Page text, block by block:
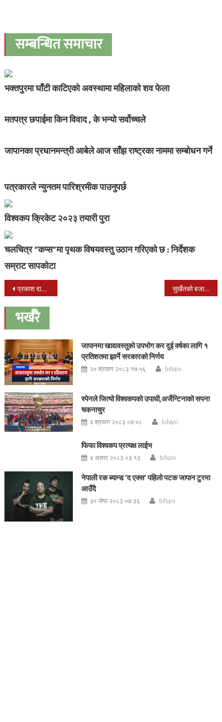
सम्बन्धित समाचार
भक्तपुरमा घाँटी काटिएको अवस्थामा महिलाको शव फेला
मतपत्र छपाईमा किन विवाद , के भन्यो सर्वोच्चले
जापानका प्रधानमन्त्री आबेले आज साँझ राष्ट्रका नाममा सम्बोधन गर्ने
पत्रकारले न्युनतम पारिश्रमीक पाउनुपर्छ
विश्वकप क्रिकेट २०२३ तयारी पुरा
चलचित्र “कप्स”मा पृथक विषयवस्तु उठान गरिएको छ : निर्देशक
सम्राट सापकोटा
Post
navigation
प्रकाश दाहालको निधनप्रति संयुक्तबाम गठबन्धन ओखलढुगांद्धारा शोक बक्तव्य जारी सुर्खेतको बजार बोलको गित सार्वजनिक
भर्खरै
जापानमा खाद्यवस्तुको उपभोग कर दुई वर्षका लागि १
प्रतिशतमा झार्ने सरकारको निर्णय
२० श्रावण २०८३ १७:५६ bihani
स्पेनले जित्यो विश्वकपको उपाधी,अर्जेन्टिनाको सपना
चकनाचुर
४ श्रावण २०८३ ०४:०८ bihani
फिफा विश्वकप प्रत्यक्ष लाईभ
४ असार २०८३ ०३:१३ bihani
नेपाली रक ब्यान्ड ‘द एक्स’ पहिलो पटक जापान टुरमा
आउँदै
३० जेष्ठ २०८३ ०७:३६ bihani